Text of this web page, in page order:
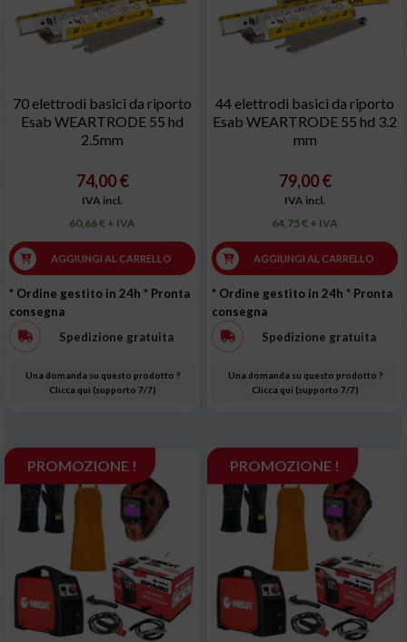
70 elettrodi basici da riporto
Esab WEARTRODE 55 hd
2.5mm
74,00 €
IVA incl.
60,66 € + IVA
AGGIUNGI AL CARRELLO
* Ordine gestito in 24h * Pronta
consegna
Spedizione gratuita
Una domanda su questo prodotto ?
Clicca qui (supporto 7/7)
44 elettrodi basici da riporto
Esab WEARTRODE 55 hd 3.2
mm
79,00 €
IVA incl.
64,75 € + IVA
AGGIUNGI AL CARRELLO
* Ordine gestito in 24h * Pronta
consegna
Spedizione gratuita
Una domanda su questo prodotto ?
Clicca qui (supporto 7/7)
PROMOZIONE ! PROMOZIONE !